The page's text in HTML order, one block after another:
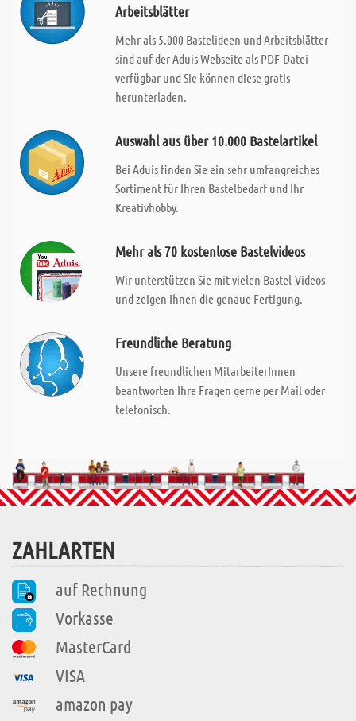
Arbeitsblätter
Mehr als 5.000 Bastelideen und Arbeitsblätter
sind auf der Aduis Webseite als PDF-Datei
verfügbar und Sie können diese gratis
herunterladen.
Auswahl aus über 10.000 Bastelartikel
Bei Aduis finden Sie ein sehr umfangreiches
Sortiment für Ihren Bastelbedarf und Ihr
Kreativhobby.
Mehr als 70 kostenlose Bastelvideos
Wir unterstützen Sie mit vielen Bastel-Videos
und zeigen Ihnen die genaue Fertigung.
Freundliche Beratung
Unsere freundlichen MitarbeiterInnen
beantworten Ihre Fragen gerne per Mail oder
telefonisch.
ZAHLARTEN
auf Rechnung
Vorkasse
MasterCard
VISA
amazon pay